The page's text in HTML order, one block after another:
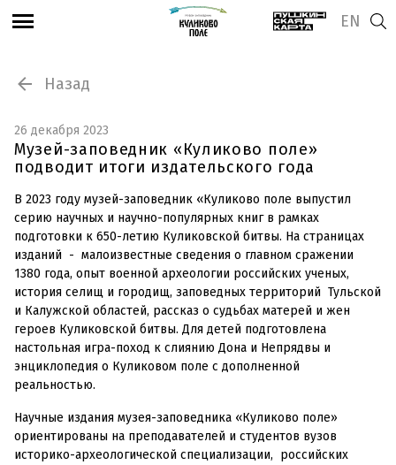
EN
Назад
26 декабря 2023
Музей-заповедник «Куликово поле»
подводит итоги издательского года
В 2023 году музей-заповедник «Куликово поле выпустил
серию научных и научно-популярных книг в рамках
подготовки к 650-летию Куликовской битвы. На страницах
изданий - малоизвестные сведения о главном сражении
1380 года, опыт военной археологии российских ученых,
история селищ и городищ, заповедных территорий Тульской
и Калужской областей, рассказ о судьбах матерей и жен
героев Куликовской битвы. Для детей подготовлена
настольная игра-поход к слиянию Дона и Непрядвы и
энциклопедия о Куликовом поле с дополненной
реальностью.
Научные издания музея-заповедника «Куликово поле»
ориентированы на преподавателей и студентов вузов
историко-археологической специализации, российских